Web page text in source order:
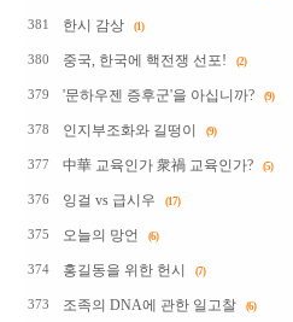
381 한시 감상 (1)
380 중국, 한국에 핵전쟁 선포! (2)
379 '문하우젠 증후군'을 아십니까? (9)
378 인지부조화와 길떵이 (9)
377 中華 교육인가 衆禍 교육인가? (5)
376 잉걸 vs 급시우 (17)
375 오늘의 망언 (6)
374 홍길동을 위한 헌시 (7)
373 조족의 DNA에 관한 일고찰 (6)